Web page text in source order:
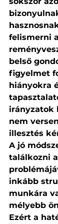
felismerni
belső
figyelmet
hiányokra
irányzatok
nem
illesztés
A jó
találkozni
inkább
munkára
mélyebb
Ezért a